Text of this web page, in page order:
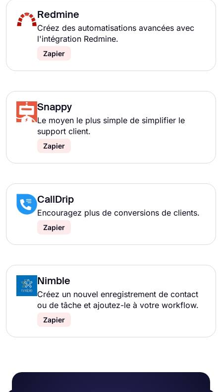
Redmine
Créez des automatisations avancées avec
l'intégration Redmine.
Zapier
Snappy
Le moyen le plus simple de simplifier le
support client.
Zapier
CallDrip
Encouragez plus de conversions de clients.
Zapier
Nimble
Créez un nouvel enregistrement de contact
ou de tâche et ajoutez-le à votre workflow.
Zapier